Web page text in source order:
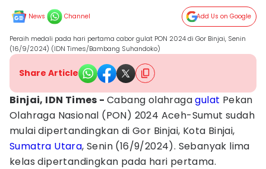
News Channel Add Us on Google
Peraih medali pada hari pertama cabor gulat PON 2024 di Gor Binjai, Senin
(16/9/2024) (IDN Times/Bambang Suhandoko)
Share Article
Binjai, IDN Times - Cabang olahragagulat Pekan
Olahraga Nasional (PON) 2024 Aceh-Sumut sudah
mulai dipertandingkan di Gor Binjai, Kota Binjai,
Sumatra Utara, Senin (16/9/2024). Sebanyak lima
kelas dipertandingkan pada hari pertama.